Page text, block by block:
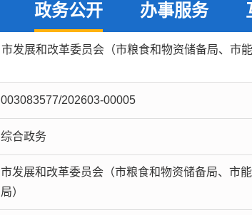
政务公开 办事服务
市发展和改革委员会（市粮食和物资储备局、市能
003083577/202603-00005
综合政务
市发展和改革委员会（市粮食和物资储备局、市
局）